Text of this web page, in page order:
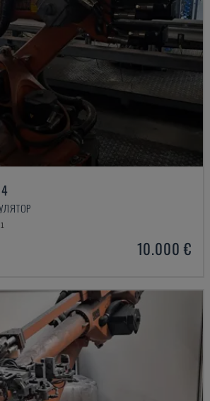
10.000 €